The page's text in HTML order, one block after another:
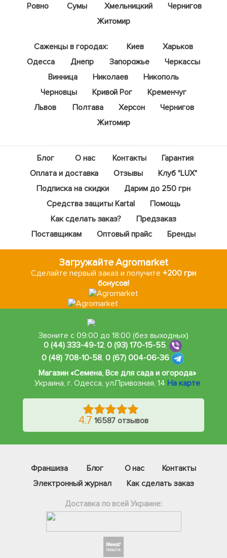
Ровно
Сумы Хмельницкий
Чернигов
Житомир
Саженцы в городах: Киев
Харьков
Одесса
Днепр Запорожье
Черкассы
Винница
Николаев
Никополь
Черновцы
Кривой Рог
Кременчуг
Львов
Полтава Херсон
Чернигов
Житомир
Блог О нас Контакты
Гарантия
Оплата и доставка
Отзывы
Клуб "LUX"
Подписка на скидки
Дарим до 250 грн
Средства защиты Kartal
Помощь
Как сделать заказ?
Предзаказ
Поставщикам
Оптовый прайс Бренды
Загружайте Agromarket
Сделайте первый заказ и получите +200 грн
бонусов!
Звоните с 09:00 до 18:00 (без выходных)
0 (44) 333-49-12,0 (93) 170-15-55,
0 (48) 708-10-58, 0 (67) 004-06-36
Магазин «Семена, Все для сада и огорода»
Украина, г. Одесса, ул.Привозная, 14 На карте
4.7 16587 отзывов
Франшиза Блог О нас
Контакты
Электронный журнал
Как сделать заказ
Доставка по всей Украине: